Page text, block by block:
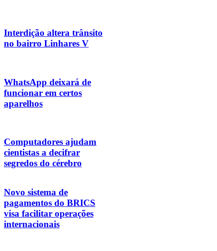
Interdição altera trânsito
no bairro Linhares V
WhatsApp deixará de
funcionar em certos
aparelhos
Computadores ajudam
cientistas a decifrar
segredos do cérebro
Novo sistema de
pagamentos do BRICS
visa facilitar operações
internacionais